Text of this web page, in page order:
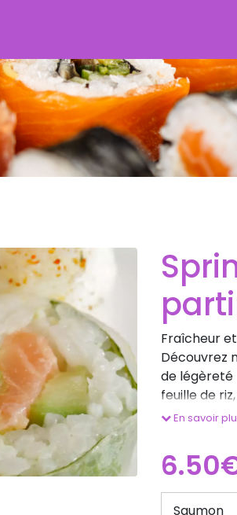
Spring roll (par 6, prix à
Fraîcheur
Découvrez
de légèreté
feuille de
À l'intérieur,
En savoir